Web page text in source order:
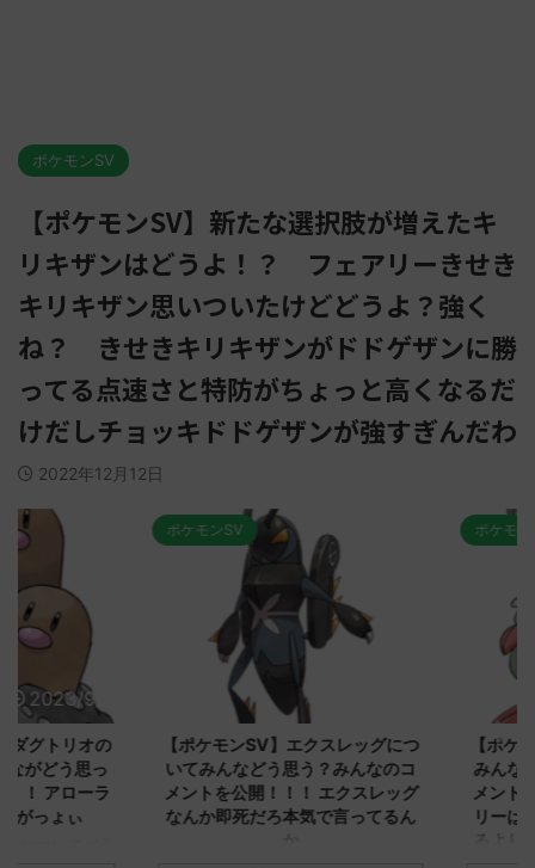
ポケモンSV
【ポケモンSV】新たな選択肢が増えたキ
リキザンはどうよ！？ フェアリーきせき
キリキザン思いついたけどどうよ？強く
ね？ きせきキリキザンがドドゲザンに勝
ってる点速さと特防がちょっと高くなるだ
けだしチョッキドドゲザンが強すぎんだわ
2022年12月12日
2023/9/8
トリオの
どう思っ
アローラ
っょぃ
ポケモンSV
【ポケモンSV】エクスレッグにつ
いてみんなどう思う？みんなのコ
メントを公開！！！ エクスレッグ
なんか即死だろ本気で言ってるん
ポケモンSV
【ポケモ
みんなど
メントを
リーはバ
るよりビ